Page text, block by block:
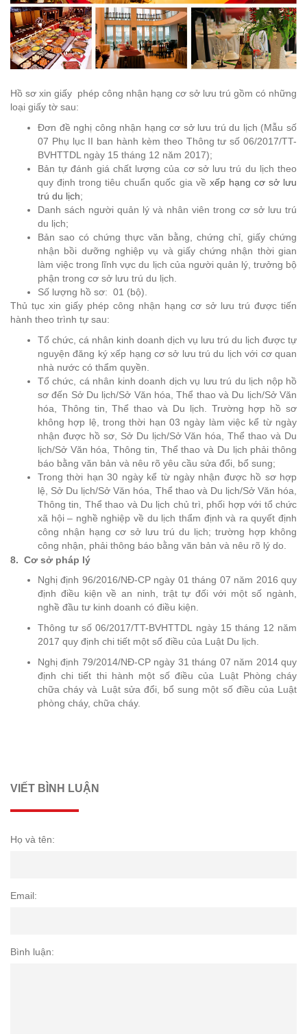
Hồ sơ xin giấy phép công nhận hạng cơ sở lưu trú gồm có những
loại giấy tờ sau:
Đơn đề nghị công nhận hạng cơ sở lưu trú du lịch (Mẫu số
07 Phụ lục II ban hành kèm theo Thông tư số 06/2017/TT-
BVHTTDL ngày 15 tháng 12 năm 2017);
Bản tự đánh giá chất lượng của cơ sở lưu trú du lịch theo
quy định trong tiêu chuẩn quốc gia về xếp hạng cơ sở lưu
trú du lịch;
Danh sách người quản lý và nhân viên trong cơ sở lưu trú
du lịch;
Bản sao có chứng thực văn bằng, chứng chỉ, giấy chứng
nhận bồi dưỡng nghiệp vụ và giấy chứng nhận thời gian
làm việc trong lĩnh vực du lịch của người quản lý, trưởng bộ
phận trong cơ sở lưu trú du lịch.
Số lượng hồ sơ: 01 (bộ).
Thủ tục xin giấy phép công nhận hạng cơ sở lưu trú được tiến
hành theo trình tự sau:
Tổ chức, cá nhân kinh doanh dịch vụ lưu trú du lịch được tự
nguyện đăng ký xếp hạng cơ sở lưu trú du lịch với cơ quan
nhà nước có thẩm quyền.
Tổ chức, cá nhân kinh doanh dịch vụ lưu trú du lịch nộp hồ
sơ đến Sở Du lịch/Sở Văn hóa, Thể thao và Du lịch/Sở Văn
hóa, Thông tin, Thể thao và Du lịch. Trường hợp hồ sơ
không hợp lệ, trong thời hạn 03 ngày làm việc kể từ ngày
nhận được hồ sơ, Sở Du lịch/Sở Văn hóa, Thể thao và Du
lịch/Sở Văn hóa, Thông tin, Thể thao và Du lịch phải thông
báo bằng văn bản và nêu rõ yêu cầu sửa đổi, bổ sung;
Trong thời hạn 30 ngày kể từ ngày nhận được hồ sơ hợp
lệ, Sở Du lịch/Sở Văn hóa, Thể thao và Du lịch/Sở Văn hóa,
Thông tin, Thể thao và Du lịch chủ trì, phối hợp với tổ chức
xã hội – nghề nghiệp về du lịch thẩm định và ra quyết định
công nhận hạng cơ sở lưu trú du lịch; trường hợp không
công nhận, phải thông báo bằng văn bản và nêu rõ lý do.
8. Cơ sở pháp lý
Nghị định 96/2016/NĐ-CP ngày 01 tháng 07 năm 2016 quy
định điều kiện về an ninh, trật tự đối với một số ngành,
nghề đầu tư kinh doanh có điều kiện.
Thông tư số 06/2017/TT-BVHTTDL ngày 15 tháng 12 năm
2017 quy định chi tiết một số điều của Luật Du lịch.
Nghị định 79/2014/NĐ-CP ngày 31 tháng 07 năm 2014 quy
định chi tiết thi hành một số điều của Luật Phòng cháy
chữa cháy và Luật sửa đổi, bổ sung một số điều của Luật
phòng cháy, chữa cháy.
VIẾT BÌNH LUẬN
Họ và tên:
Email:
Bình luận: